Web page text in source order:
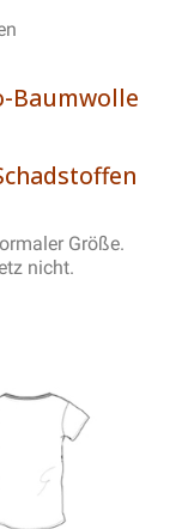
Baumwolle
Größe.
nicht.